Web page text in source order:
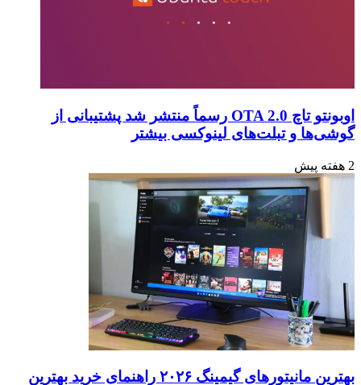
اوبونتو تاچ OTA 2.0 رسماً منتشر شد پشتیبانی از
گوشی‌ها و تبلت‌های لینوکسی بیشتر
2 هفته پیش
بهترین مانیتورهای گیمینگ ۲۰۲۶ راهنمای خرید بهترین